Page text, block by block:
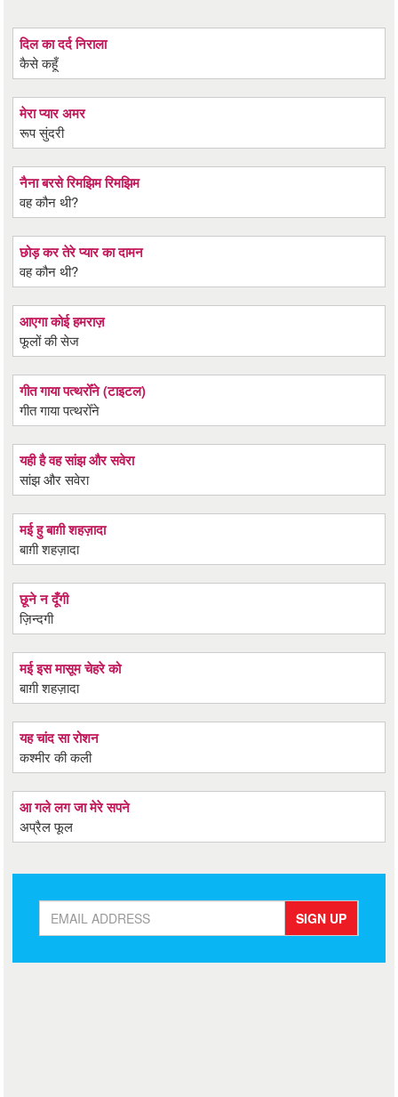
दिल का दर्द निराला
कैसे कहूँ
मेरा प्यार अमर
रूप सुंदरी
नैना बरसे रिमझिम रिमझिम
वह कौन थी?
छोड़ कर तेरे प्यार का दामन
वह कौन थी?
आएगा कोई हमराज़
फूलों की सेज
गीत गाया पत्थरोँने (टाइटल)
गीत गाया पत्थरोँने
यही है वह सांझ और सवेरा
सांझ और सवेरा
मई हु बाग़ी शहज़ादा
बाग़ी शहज़ादा
छूने न दूँगी
ज़िन्दगी
मई इस मासूम चेहरे को
बाग़ी शहज़ादा
यह चांद सा रोशन
कश्मीर की कली
आ गले लग जा मेरे सपने
अप्रैल फूल
SIGN UP